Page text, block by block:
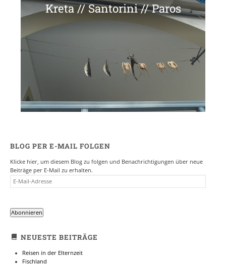
Kreta // Santorini // Paros
BLOG PER E-MAIL FOLGEN
Klicke hier, um diesem Blog zu folgen und Benachrichtigungen über neue
Beiträge per E-Mail zu erhalten.
E-
MAIL-
Abonnieren
NEUESTE BEITRÄGE
Reisen in der Elternzeit
Fischland